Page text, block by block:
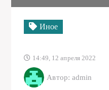
Иное
14:49, 12 апреля 2022
Автор: admin